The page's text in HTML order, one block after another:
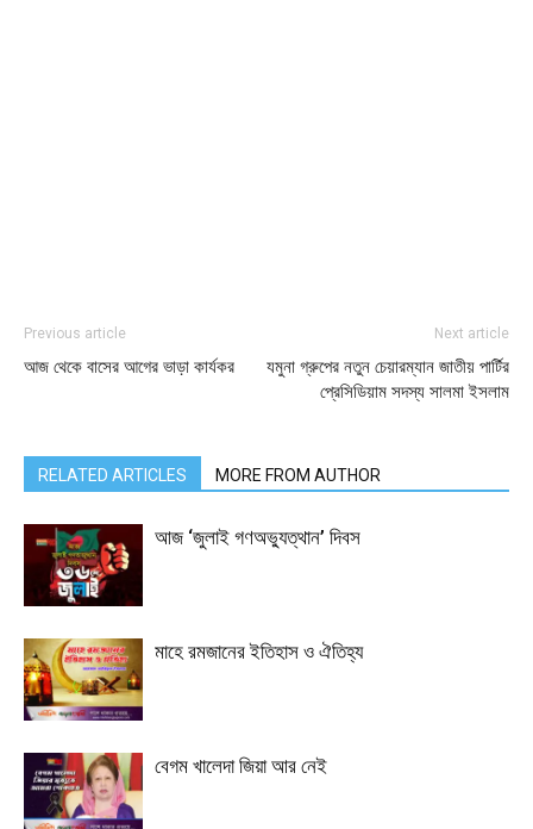
Previous article
আজ থেকে বাসের আগের ভাড়া কার্যকর
Next article
যমুনা গ্রুপের নতুন চেয়ারম্যান জাতীয় পার্টির
প্রেসিডিয়াম সদস্য সালমা ইসলাম
RELATED ARTICLES MORE FROM AUTHOR
আজ ‘জুলাই গণঅভ্যুত্থান’ দিবস
মাহে রমজানের ইতিহাস ও ঐতিহ্য
বেগম খালেদা জিয়া আর নেই